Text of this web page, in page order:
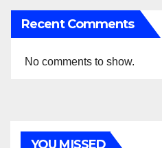
Recent Comments
No comments to show.
YOU MISSED